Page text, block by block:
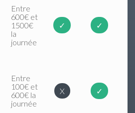
Entre
600€ et
1500€
la
journée
✓ ✓
Entre
100€ et
600€ la
journée
X ✓